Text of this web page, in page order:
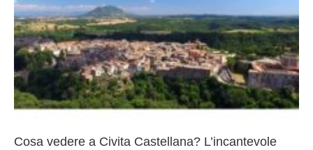
Cosa vedere a Civita Castellana? L’incantevole